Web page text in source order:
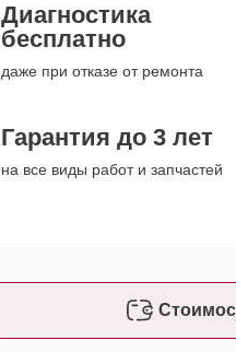
Диагностика
бесплатно
даже при отказе от ремонта
Гарантия до 3 лет
на все виды работ и запчастей